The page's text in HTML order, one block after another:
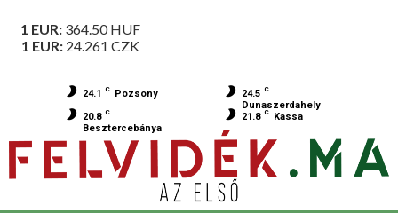
1 EUR: 364.50HUF
1 EUR: 24.261 CZK
24.1 C Pozsony 24.5 C
Dunaszerdahely
20.8 C
Besztercebánya
21.8 C Kassa